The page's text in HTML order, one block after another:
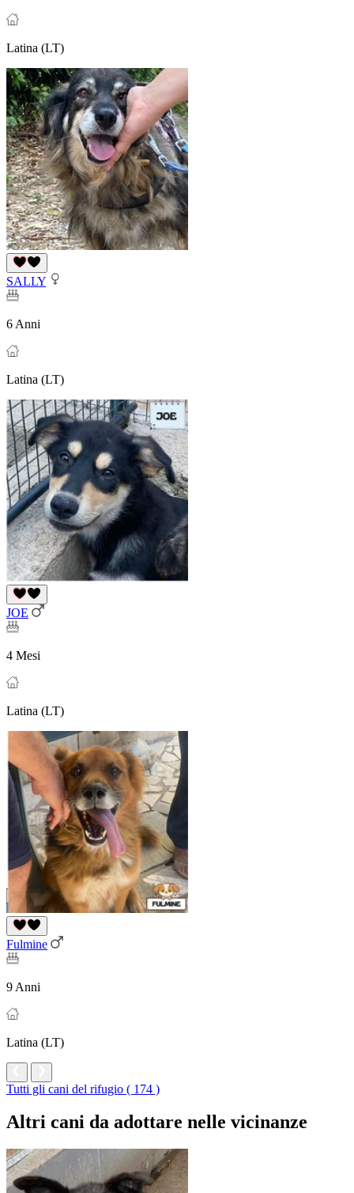
Latina (LT)
SALLY
6 Anni
Latina (LT)
JOE
4 Mesi
Latina (LT)
Fulmine
9 Anni
Latina (LT)
Tutti gli cani del rifugio ( 174 )
Altri cani da adottare nelle vicinanze